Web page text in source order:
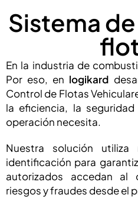
Sistema
En la industria de
Por eso, en logikard
Control de Flotas
la eficiencia, la
operación necesita.
Nuestra solución utiliza
identificación para
autorizados accedan al
riesgos y fraudes desde el